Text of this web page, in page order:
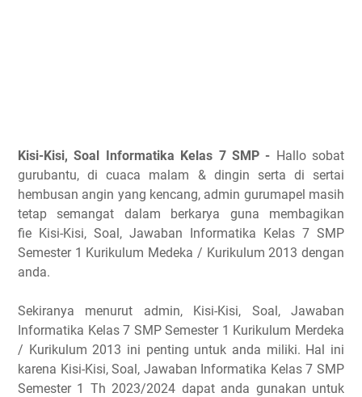
Kisi-Kisi, Soal Informatika Kelas 7 SMP - Hallo sobat
gurubantu, di cuaca malam & dingin serta di sertai
hembusan angin yang kencang, admin gurumapel masih
tetap semangat dalam berkarya guna membagikan
fie Kisi-Kisi, Soal, Jawaban Informatika Kelas 7 SMP
Semester 1 Kurikulum Medeka / Kurikulum 2013 dengan
anda.
Sekiranya menurut admin, Kisi-Kisi, Soal, Jawaban
Informatika Kelas 7 SMP Semester 1 Kurikulum Merdeka
/ Kurikulum 2013 ini penting untuk anda miliki. Hal ini
karena Kisi-Kisi, Soal, Jawaban Informatika Kelas 7 SMP
Semester 1 Th 2023/2024 dapat anda gunakan untuk